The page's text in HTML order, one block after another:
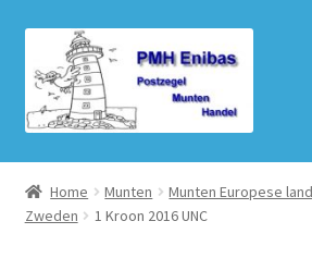
door
naar
navigatie
naar
de
inhoud
Home
Beurzen
Home Munten
Munten Europese
Zweden
1 Kroon 2016 UNC